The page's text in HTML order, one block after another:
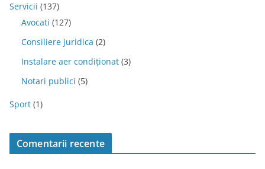
Servicii (137)
Avocati (127)
Consiliere juridica (2)
Instalare aer condiționat (3)
Notari publici (5)
Sport (1)
Comentarii recente